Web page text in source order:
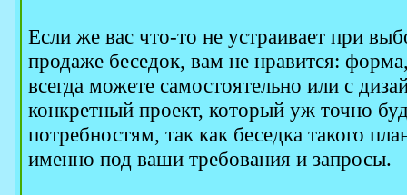
Если же вас что-то не устраивает при
продаже беседок, вам не нравится:
всегда можете самостоятельно или с
конкретный проект, который уж точно
потребностям, так как беседка такого
именно под ваши требования и запросы.